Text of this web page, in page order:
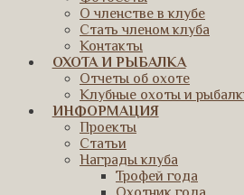
О членстве в клубе
Стать членом клуба
Контакты
ОХОТА И РЫБАЛКА
Отчеты об охоте
Клубные охоты и
ИНФОРМАЦИЯ
Проекты
Статьи
Награды клуба
Трофей года